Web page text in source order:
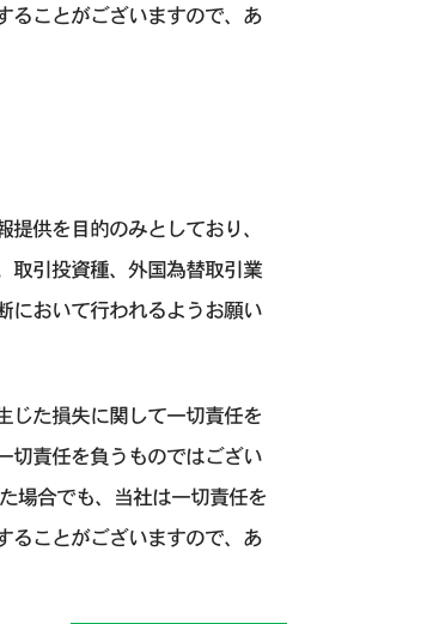
ることがございますので、あ
供を目的のみとしており、
取引投資種、外国為替取引業
において行われるようお願い
じた損失に関して一切責任を
切責任を負うものではござい
場合でも、当社は一切責任を
ることがございますので、あ